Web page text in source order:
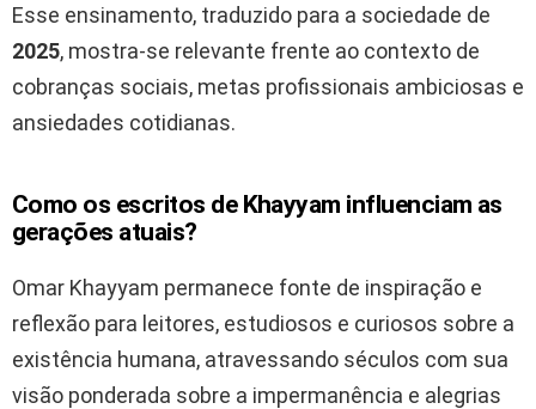
Esse ensinamento, traduzido para a sociedade de
2025, mostra-se relevante frente ao contexto de
cobranças sociais, metas profissionais ambiciosas e
ansiedades cotidianas.
Como os escritos de Khayyam influenciam as
gerações atuais?
Omar Khayyam permanece fonte de inspiração e
reflexão para leitores, estudiosos e curiosos sobre a
existência humana, atravessando séculos com sua
visão ponderada sobre a impermanência e alegrias